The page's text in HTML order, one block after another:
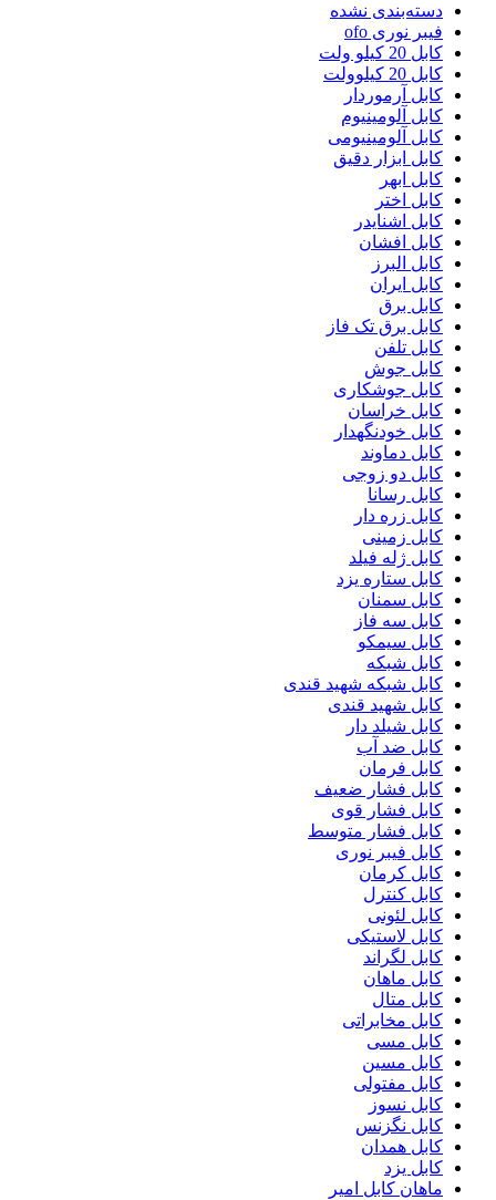
دسته‌بندی نشده
فیبر نوری ofo
کابل 20 کیلو ولت
کابل 20 کیلوولت
کابل آرموردار
کابل آلومینیوم
کابل آلومینیومی
کابل ابزار دقیق
کابل ابهر
کابل اختر
کابل اشنایدر
کابل افشان
کابل البرز
کابل ایران
کابل برق
کابل برق تک فاز
کابل تلفن
کابل جوش
کابل جوشکاری
کابل خراسان
کابل خودنگهدار
کابل دماوند
کابل دو زوجی
کابل رسانا
کابل زره دار
کابل زمینی
کابل ژله فیلد
کابل ستاره یزد
کابل سمنان
کابل سه فاز
کابل سیمکو
کابل شبکه
کابل شبکه شهید قندی
کابل شهید قندی
کابل شیلد دار
کابل ضد آب
کابل فرمان
کابل فشار ضعیف
کابل فشار قوی
کابل فشار متوسط
کابل فیبر نوری
کابل کرمان
کابل کنترل
کابل لئونی
کابل لاستیکی
کابل لگراند
کابل ماهان
کابل متال
کابل مخابراتی
کابل مسی
کابل مسین
کابل مفتولی
کابل نسوز
کابل نگزنس
کابل همدان
کابل یزد
ماهان کابل امیر